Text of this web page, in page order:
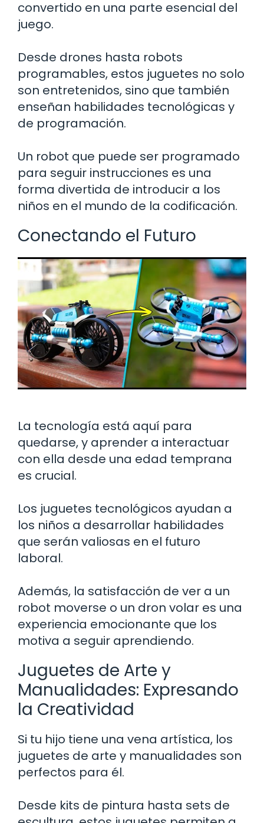
convertido en una parte esencial del
juego.
Desde drones hasta robots
programables, estos juguetes no solo
son entretenidos, sino que también
enseñan habilidades tecnológicas y
de programación.
Un robot que puede ser programado
para seguir instrucciones es una
forma divertida de introducir a los
niños en el mundo de la codificación.
Conectando el Futuro
La tecnología está aquí para
quedarse, y aprender a interactuar
con ella desde una edad temprana
es crucial.
Los juguetes tecnológicos ayudan a
los niños a desarrollar habilidades
que serán valiosas en el futuro
laboral.
Además, la satisfacción de ver a un
robot moverse o un dron volar es una
experiencia emocionante que los
motiva a seguir aprendiendo.
Juguetes de Arte y
Manualidades: Expresando
la Creatividad
Si tu hijo tiene una vena artística, los
juguetes de arte y manualidades son
perfectos para él.
Desde kits de pintura hasta sets de